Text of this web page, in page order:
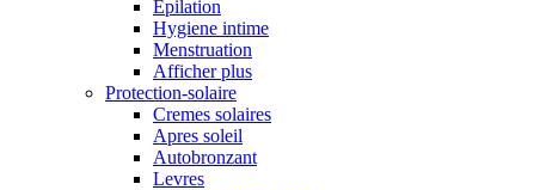
Epilation
Hygiene intime
Menstruation
Afficher plus
Protection-solaire
Cremes solaires
Apres soleil
Autobronzant
Levres